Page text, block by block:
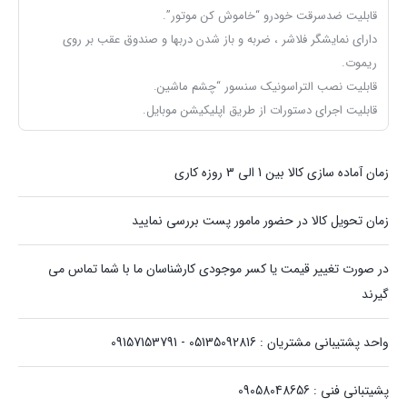
قابلیت ضدسرقت خودرو “خاموش کن موتور”.
دارای نمایشگر فلاشر ، ضربه و باز شدن دربها و صندوق عقب بر روی
ریموت.
قابلیت نصب التراسونیک سنسور “چشم ماشین.
قابلیت اجرای دستورات از طریق اپلیکیشن موبایل.
زمان آماده سازی کالا بین 1 الی 3 روزه کاری
زمان تحویل کالا در حضور مامور پست بررسی نمایید
در صورت تغییر قیمت یا کسر موجودی کارشناسان ما با شما تماس می
گیرند
واحد پشتیبانی مشتریان : 05135092816 - 09157153791
پشیتبانی فنی : 09058048656